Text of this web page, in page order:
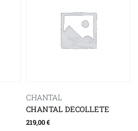
CHANTAL
CHANTAL DECOLLETE
219,00€